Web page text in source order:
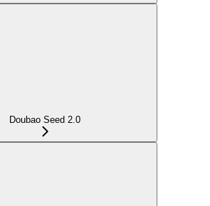
Doubao Seed 2.0